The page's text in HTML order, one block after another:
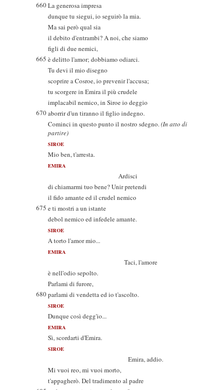
660La generosa impresa
dunque tu siegui, io seguirò la mia.
Ma sai però qual sia
il debito d'entrambi? A noi, che siamo
figli di due nemici,
665 è delitto l'amor; dobbiamo odiarci.
Tu devi il mio disegno
scoprire a Cosroe, io prevenir l'accusa;
tu scorgere in Emira il più crudele
implacabil nemico, in Siroe io deggio
670aborrir d'un tiranno il figlio indegno.
Cominci in questo punto il nostro sdegno.(In atto di
partire)
SIROE
Mio ben, t'arresta.
EMIRA
Ardisci
di chiamarmi tuo bene? Unir pretendi
il fido amante ed il crudel nemico
675 e ti mostri a un istante
debol nemico ed infedele amante.
SIROE
A torto l'amor mio...
EMIRA
Taci, l'amore
è nell'odio sepolto.
Parlami di furore,
680parlami di vendetta ed io t'ascolto.
SIROE
Dunque così degg'io...
EMIRA
Sì, scordarti d'Emira.
SIROE
Emira, addio.
Mi vuoi reo, mi vuoi morto,
t'appagherò. Del tradimento al padre